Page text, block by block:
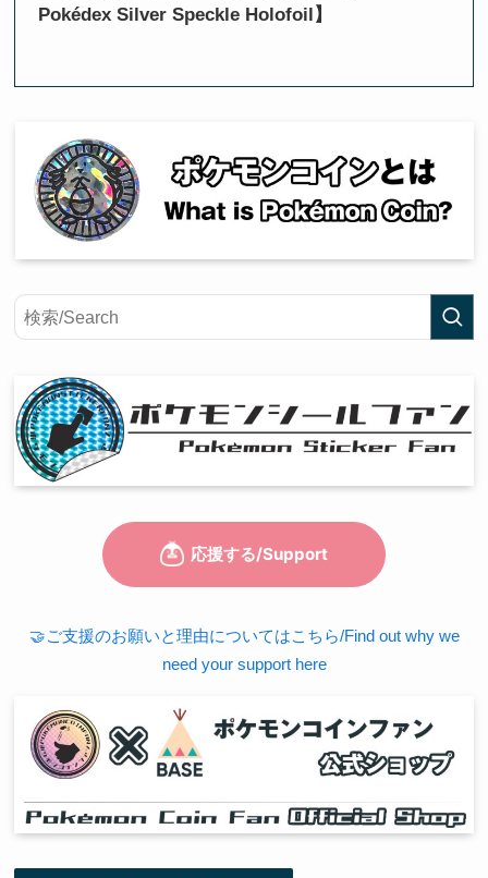
Pokédex Silver Speckle Holofoil】
🤝ご支援のお願いと理由についてはこちら/Find out why we
need your support here